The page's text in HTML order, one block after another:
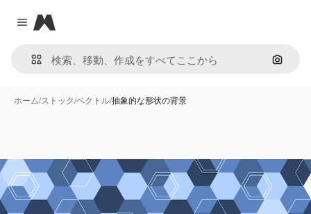
Close menu
Magnific
画像で
ホーム/ストック/ベクトル/抽象的な形状の背景